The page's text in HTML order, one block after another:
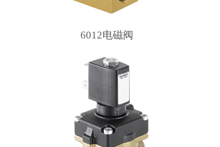
6012电磁阀